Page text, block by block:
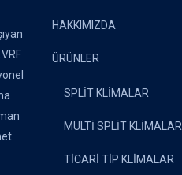
HAKKIMIZDA
ÜRÜNLER
SPLİT KLİMALAR
MULTİ SPLİT KLİMALAR
TİCARİ TİP KLİMALAR